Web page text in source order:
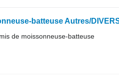
de moissonneuse-batteuse